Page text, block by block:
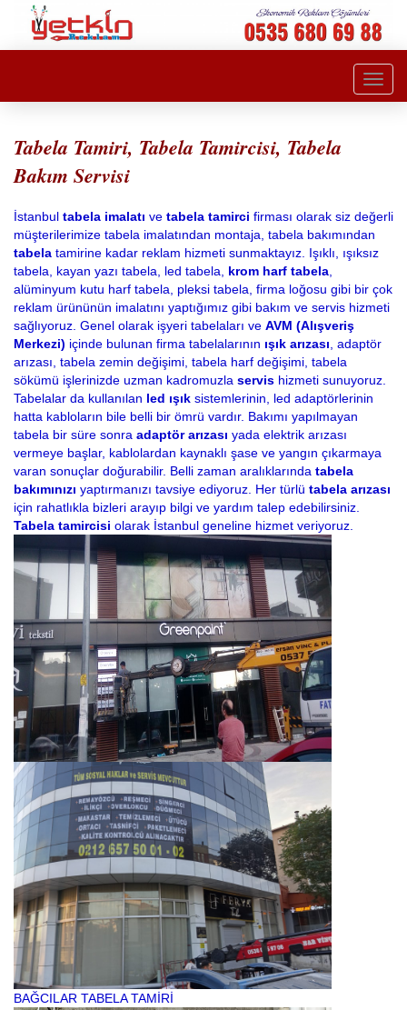
Tabela Tamiri, Tabela Tamircisi, Tabela
Bakım Servisi
İstanbul tabela imalatı ve tabela tamirci firması olarak siz değerli
müşterilerimize tabela imalatından montaja, tabela bakımından
tabela tamirine kadar reklam hizmeti sunmaktayız. Işıklı, ışıksız
tabela, kayan yazı tabela, led tabela,
krom harf tabela
alüminyum kutu harf tabela, pleksi tabela, firma loğosu gibi bir çok
reklam ürününün imalatını yaptığımız gibi bakım ve servis hizmeti
sağlıyoruz. Genel olarak işyeri tabelaları ve AVM (Alışveriş
Merkezi) içinde bulunan firma tabelalarının ışık arızası , adaptör
arızası, tabela zemin değişimi, tabela harf değişimi, tabela
sökümü işlerinizde uzman kadromuzla servis hizmeti sunuyoruz.
Tabelalar da kullanılan led ışık sistemlerinin, led adaptörlerinin
hatta kabloların bile belli bir ömrü vardır. Bakımı yapılmayan
tabela bir süre sonra adaptör arızası yada elektrik arızası
vermeye başlar, kablolardan kaynaklı şase ve yangın çıkarmaya
varan sonuçlar doğurabilir. Belli zaman aralıklarında tabela
bakımınızı yaptırmanızı tavsiye ediyoruz. Her türlü tabela arızası
için rahatlıkla bizleri arayıp bilgi ve yardım talep edebilirsiniz.
Tabela tamircisi olarak İstanbul geneline hizmet veriyoruz.
BAĞCILAR TABELA TAMİRİ